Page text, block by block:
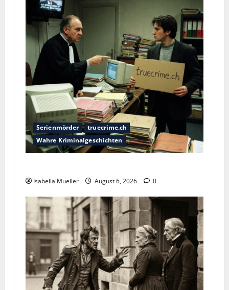
Serienmörder
truecrime.ch
Wahre Kriminalgeschichten
Isabella Mueller August 6, 2026 0